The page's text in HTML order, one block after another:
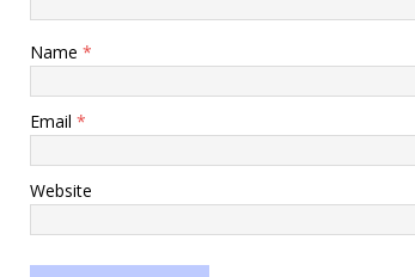
Name *
Email *
Website